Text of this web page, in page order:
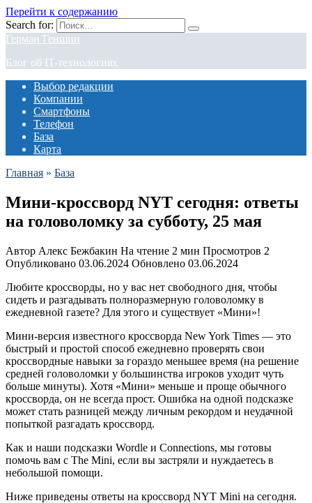
Перейти к содержанию
Search for:
Герман Геншин
Блог об IT-технологиях
Выбор редакции
Компании
Смартфоны
Телефон
База
Карта
Главная » База
Мини-кроссворд NYT сегодня: ответы
на головоломку за субботу, 25 мая
Автор Алекс Бежбакин На чтение 2 мин Просмотров 2
Опубликовано 03.06.2024 Обновлено 03.06.2024
Любите кроссворды, но у вас нет свободного дня, чтобы
сидеть и разгадывать полноразмерную головоломку в
ежедневной газете? Для этого и существует «Мини»!
Мини-версия известного кроссворда New York Times — это
быстрый и простой способ ежедневно проверять свои
кроссвордные навыки за гораздо меньшее время (на решение
средней головоломки у большинства игроков уходит чуть
больше минуты). Хотя «Мини» меньше и проще обычного
кроссворда, он не всегда прост. Ошибка на одной подсказке
может стать разницей между личным рекордом и неудачной
попыткой разгадать кроссворд.
Как и наши подсказки Wordle и Connections, мы готовы
помочь вам с The Mini, если вы застряли и нуждаетесь в
небольшой помощи.
Ниже приведены ответы на кроссворд NYT Mini на сегодня.